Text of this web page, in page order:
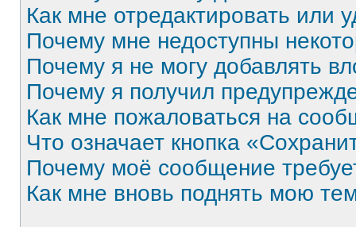
Как мне отредактировать или
Почему мне недоступны
Почему я не могу добавлять
Почему я получил
Как мне пожаловаться на
Что означает кнопка
Почему моё сообщение
Как мне вновь поднять мою